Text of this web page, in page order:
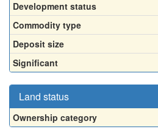
Development status
Commodity type
Deposit size
Significant
Land status
Ownership category